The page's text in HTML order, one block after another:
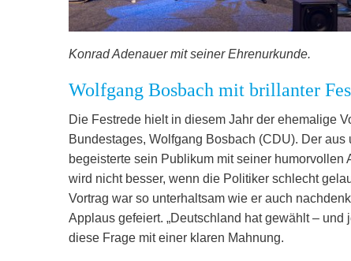
Konrad Adenauer mit seiner Ehrenurkunde.
Wolfgang Bosbach mit brillanter
Die Festrede hielt in diesem Jahr der ehemalige
Bundestages, Wolfgang Bosbach (CDU). Der
begeisterte sein Publikum mit seiner humorvollen
wird nicht besser, wenn die Politiker schlecht
Vortrag war so unterhaltsam wie er auch
Applaus gefeiert. „Deutschland hat gewählt –
diese Frage mit einer klaren Mahnung.